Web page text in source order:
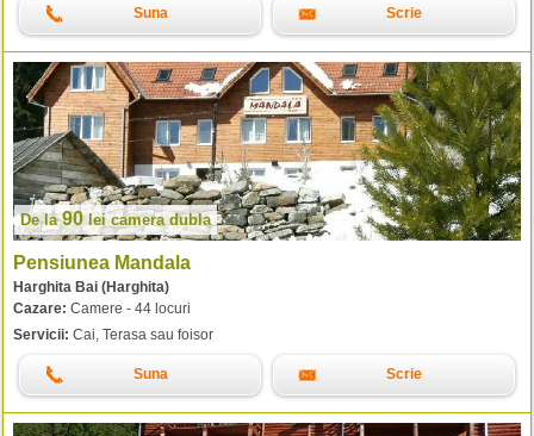
Suna Scrie
De la90lei camera dubla
Pensiunea Mandala
Harghita Bai (Harghita)
Cazare: Camere - 44 locuri
Servicii: Cai, Terasa sau foisor
Suna Scrie